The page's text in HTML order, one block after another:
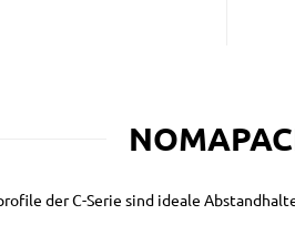
der C-Serie sind ideale